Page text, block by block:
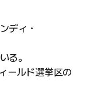
ディ・
る。
ールド選挙区の